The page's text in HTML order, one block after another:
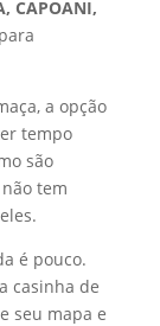
CAPOANI,
a opção
tempo
são
tem
é pouco.
casinha de
seu mapa e